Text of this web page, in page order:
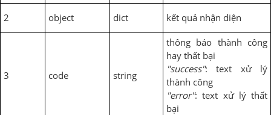
2
object dict kết quả nhận diện
3 code string
thông báo thành công
hay thất bại
"success": text xử lý
thành công
"error": text xử lý thất
bại